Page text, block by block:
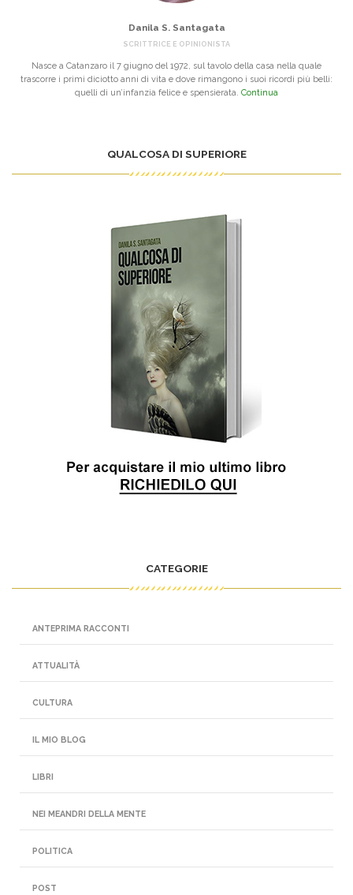
Danila S. Santagata
SCRITTRICE E OPINIONISTA
Nasce a Catanzaro il 7 giugno del 1972, sul tavolo della casa nella quale
trascorre i primi diciotto anni di vita e dove rimangono i suoi ricordi più belli:
quelli di un’infanzia felice e spensierata. Continua
QUALCOSA DI SUPERIORE
CATEGORIE
ANTEPRIMA RACCONTI
ATTUALITÀ
CULTURA
IL MIO BLOG
LIBRI
NEI MEANDRI DELLA MENTE
POLITICA
POST